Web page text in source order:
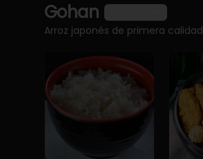
Gohan
Arroz japonés de primera